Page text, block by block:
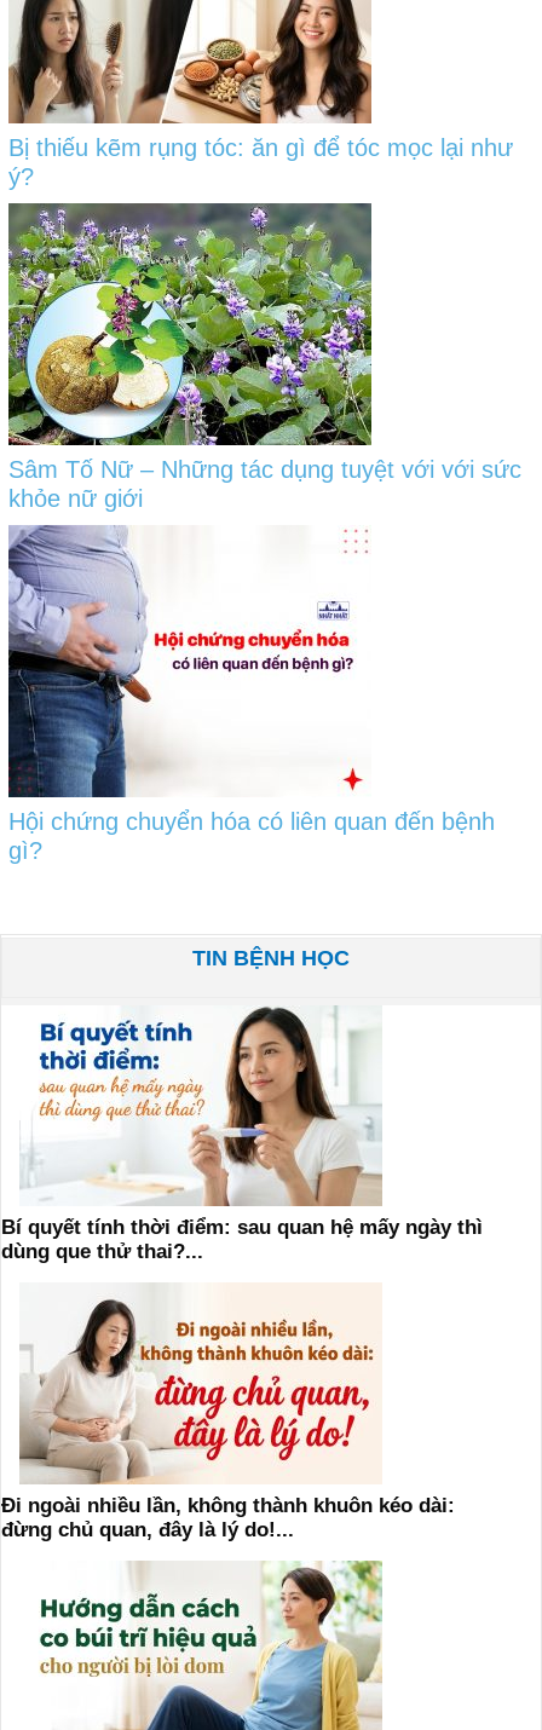
Bị thiếu kẽm rụng tóc: ăn gì để tóc mọc lại như
ý?
Sâm Tố Nữ – Những tác dụng tuyệt với với sức
khỏe nữ giới
Hội chứng chuyển hóa có liên quan đến bệnh
gì?
TIN BỆNH HỌC
Bí quyết tính thời điểm: sau quan hệ mấy ngày thì
dùng que thử thai?...
Đi ngoài nhiều lần, không thành khuôn kéo dài:
đừng chủ quan, đây là lý do!...